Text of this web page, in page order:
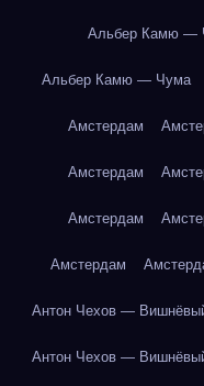
Альбер Камю —
Альбер Камю — Чума
Амстердам
Амстердам
Амстердам
Амстердам
Антон Чехов —
Антон Чехов —